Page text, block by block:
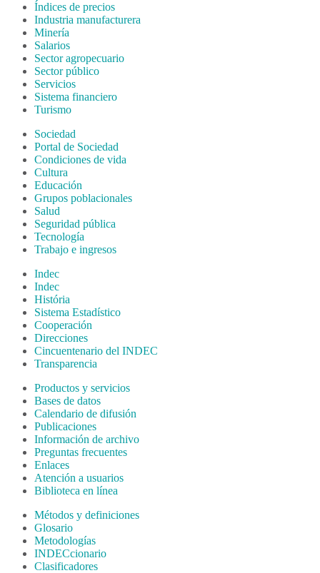
Índices de precios
Industria manufacturera
Minería
Salarios
Sector agropecuario
Sector público
Servicios
Sistema financiero
Turismo
Sociedad
Portal de Sociedad
Condiciones de vida
Cultura
Educación
Grupos poblacionales
Salud
Seguridad pública
Tecnología
Trabajo e ingresos
Indec
Indec
História
Sistema Estadístico
Cooperación
Direcciones
Cincuentenario del INDEC
Transparencia
Productos y servicios
Bases de datos
Calendario de difusión
Publicaciones
Información de archivo
Preguntas frecuentes
Enlaces
Atención a usuarios
Biblioteca en línea
Métodos y definiciones
Glosario
Metodologías
INDECcionario
Clasificadores